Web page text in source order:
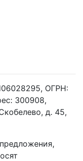
ОГРН:
300908,
д. 45,